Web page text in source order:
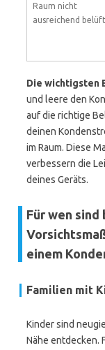
Raum nicht
ausreichend
Die wichtigsten
und leere den
auf die richtige
deinen
im Raum. Diese
verbessern die
deines Geräts.
Für wen sind
einem
Familien mit
Kinder sind
Nähe entdecken.